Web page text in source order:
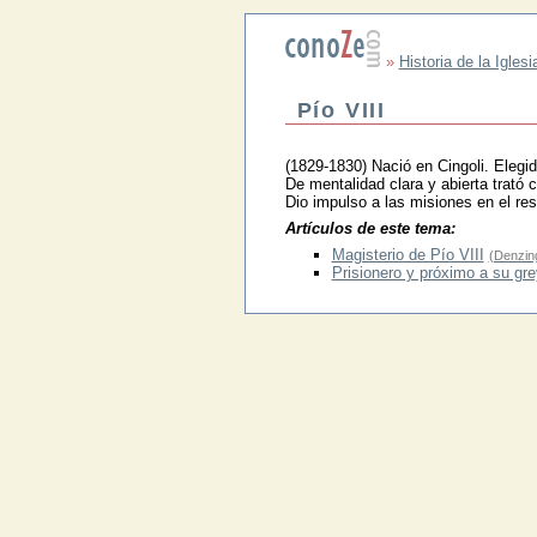
» Historia de la
Pío VIII
(1829-1830) Nació en Cingoli.
De mentalidad clara y abierta trató
Dio impulso a las misiones en el
Artículos de este tema:
Magisterio de Pío VIII
Prisionero y próximo a su